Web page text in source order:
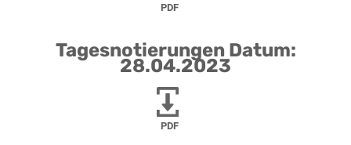
PDF
Tagesnotierungen Datum:
28.04.2023
PDF